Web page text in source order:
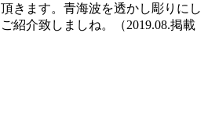
きます。青海波を透かし彫りにし
紹介致しましね。（2019.08.掲載